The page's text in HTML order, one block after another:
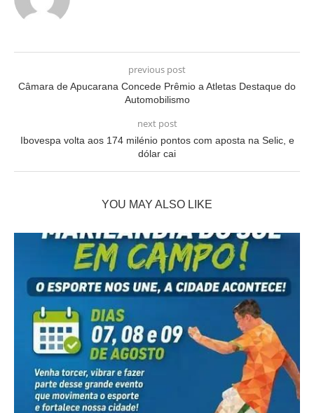
previous post
Câmara de Apucarana Concede Prêmio a Atletas Destaque do
Automobilismo
next post
Ibovespa volta aos 174 milénio pontos com aposta na Selic, e
dólar cai
YOU MAY ALSO LIKE